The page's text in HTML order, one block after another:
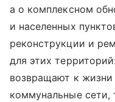
а о комплексном
и населенных
реконструкции и
для этих
возвращают к
коммунальные сети,